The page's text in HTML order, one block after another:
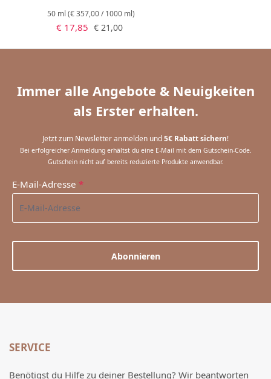
50 ml (€ 357,00 / 1000 ml)
Verkaufspreis:
€ 17,85 Regulärer Preis:
€ 21,00
Immer alle Angebote & Neuigkeiten
als Erster erhalten.
Jetzt zum Newsletter anmelden und5€ Rabatt sichern!
Bei erfolgreicher Anmeldung erhältst du eine E-Mail mit dem Gutschein-Code.
Gutschein nicht auf bereits reduzierte Produkte anwendbar.
E-Mail-Adresse *
Abonnieren
SERVICE
Benötigst du Hilfe zu deiner Bestellung? Wir beantworten